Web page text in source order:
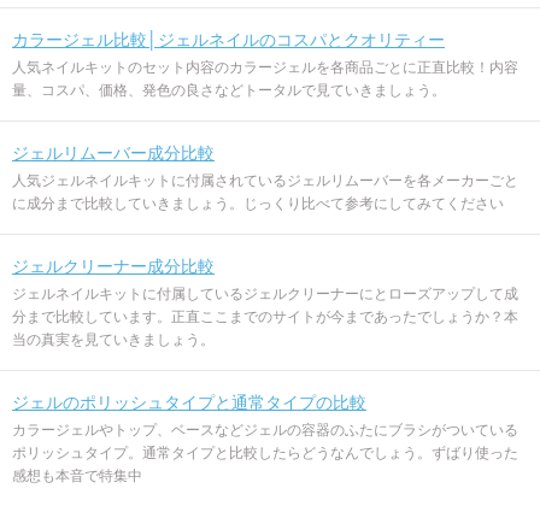
カラージェル比較│ジェルネイルのコスパとクオリティー
人気ネイルキットのセット内容のカラージェルを各商品ごとに正直比較！内容
量、コスパ、価格、発色の良さなどトータルで見ていきましょう。
ジェルリムーバー成分比較
人気ジェルネイルキットに付属されているジェルリムーバーを各メーカーごと
に成分まで比較していきましょう。じっくり比べて参考にしてみてください
ジェルクリーナー成分比較
ジェルネイルキットに付属しているジェルクリーナーにとローズアップして成
分まで比較しています。正直ここまでのサイトが今まであったでしょうか？本
当の真実を見ていきましょう。
ジェルのポリッシュタイプと通常タイプの比較
カラージェルやトップ、ベースなどジェルの容器のふたにブラシがついている
ポリッシュタイプ。通常タイプと比較したらどうなんでしょう。ずばり使った
感想も本音で特集中